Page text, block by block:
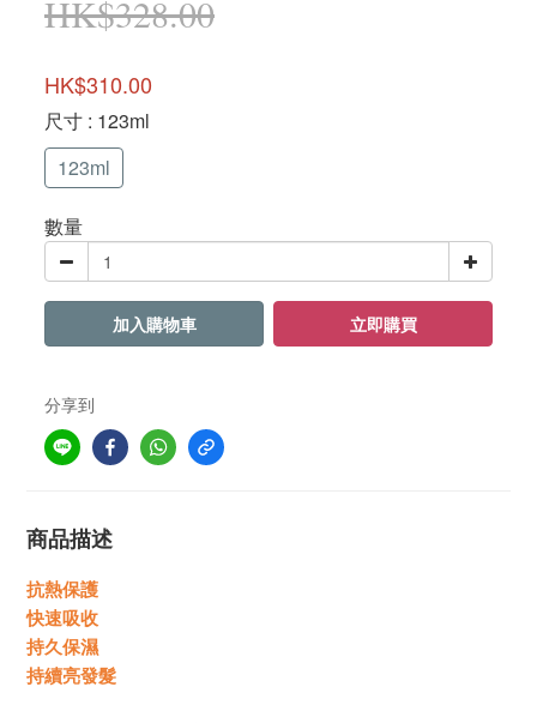
HK$328.00
HK$310.00
尺寸 : 123ml
123ml
數量
加入購物車 立即購買
分享到
商品描述
抗熱保護
快速吸收
持久保濕
持續亮發髮